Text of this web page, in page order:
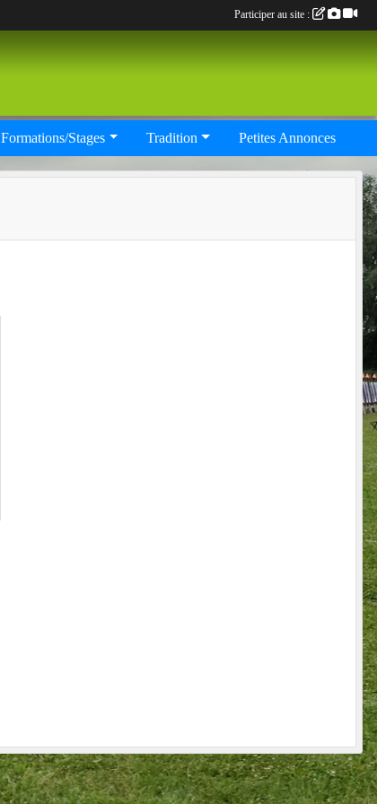
Formations/Stages Tradition Petites Annonces
Participer au site :